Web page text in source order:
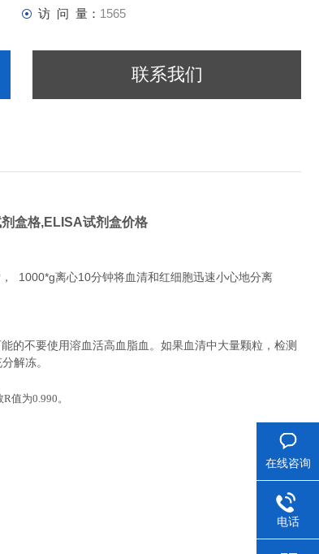
访 问 量： 1565
联系我们
盒格,ELISA试剂盒价格
离心10分钟将血清和红细胞迅速小心地分离
不要使用溶血活高血脂血。如果血清中大量颗粒，检测
解冻。
R值为0.990。
在线咨询
电话